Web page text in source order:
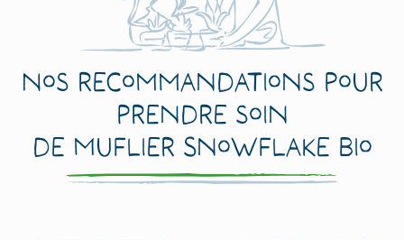
Nos recommandations pour
prendre soin
de Muflier Snowflake Bio